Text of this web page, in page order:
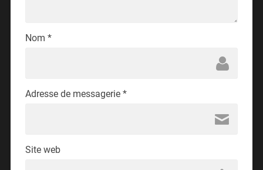
Nom *
Adresse de messagerie *
Site web